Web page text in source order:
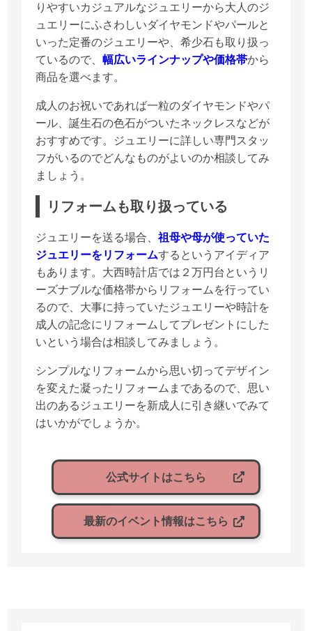
りやすいカジュアルなジュエリーから大人のジ
ュエリーにふさわしいダイヤモンドやパールと
いった定番のジュエリーや、希少石も取り扱っ
ているので、幅広いラインナップや価格帯から
商品を選べます。
成人のお祝いであれば一粒のダイヤモンドやパ
ール、誕生石の色石がついたネックレスなどが
おすすめです。ジュエリーに詳しい専門スタッ
フがいるのでどんなものがよいのか相談してみ
ましょう。
リフォームも取り扱っている
ジュエリーを送る場合、祖母や母が使っていた
ジュエリーをリフォームするというアイディア
もあります。大西時計店では２万円台というリ
ーズナブルな価格帯からリフォームを行ってい
るので、大事に持っていたジュエリーや時計を
成人の記念にリフォームしてプレゼントにした
いという場合は相談してみましょう。
シンプルなリフォームから思い切ってデザイン
を変えた凝ったリフォームまであるので、思い
出のあるジュエリーを新成人に引き継いでみて
はいかがでしょうか。
公式サイトはこちら
最新のイベント情報はこちら